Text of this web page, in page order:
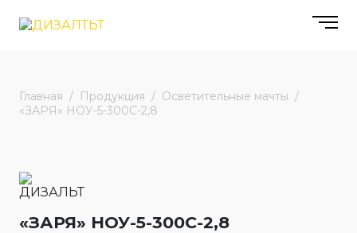
Главная Продукция
Осветительные мачты
«ЗАРЯ» НОУ-5-300С-2,8
«ЗАРЯ» НОУ-5-300С-2,8